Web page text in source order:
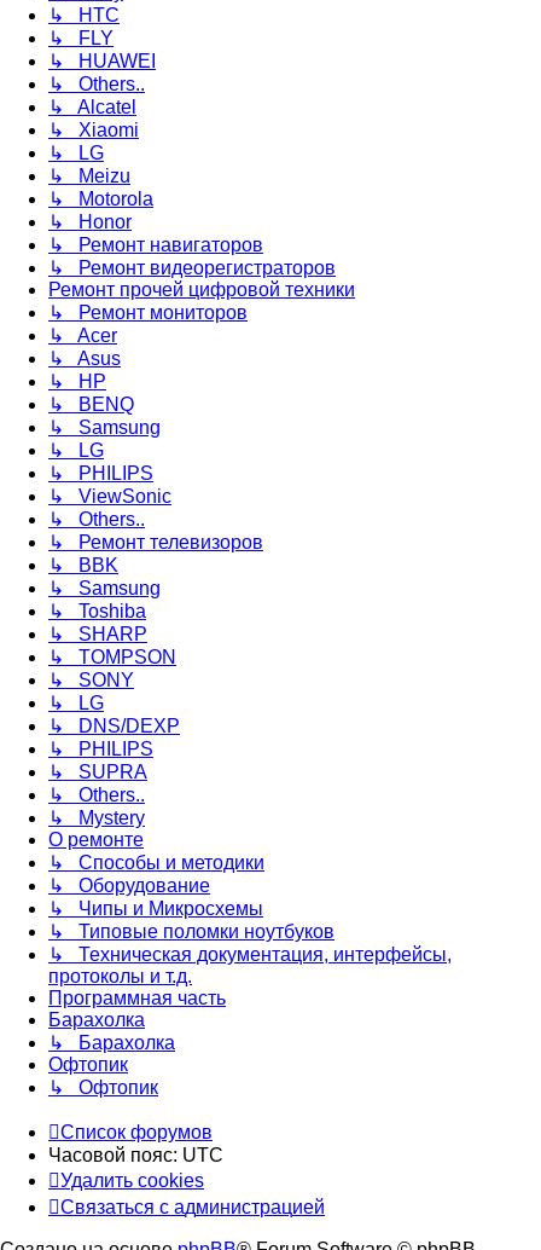
↳ HTC
↳ FLY
↳ HUAWEI
↳ Others..
↳ Alcatel
↳ Xiaomi
↳ LG
↳ Meizu
↳ Motorola
↳ Honor
↳ Ремонт навигаторов
↳ Ремонт видеорегистраторов
Ремонт прочей цифровой техники
↳ Ремонт мониторов
↳ Acer
↳ Asus
↳ HP
↳ BENQ
↳ Samsung
↳ LG
↳ PHILIPS
↳ ViewSonic
↳ Others..
↳ Ремонт телевизоров
↳ BBK
↳ Samsung
↳ Toshiba
↳ SHARP
↳ TOMPSON
↳ SONY
↳ LG
↳ DNS/DEXP
↳ PHILIPS
↳ SUPRA
↳ Others..
↳ Mystery
О ремонте
↳ Способы и методики
↳ Оборудование
↳ Чипы и Микросхемы
↳ Типовые поломки ноутбуков
↳ Техническая документация, интерфейсы,
протоколы и т.д.
Программная часть
Барахолка
↳ Барахолка
Офтопик
↳ Офтопик
Список форумов
Часовой пояс: UTC
Удалить cookies
Связаться
Связаться с администрацией